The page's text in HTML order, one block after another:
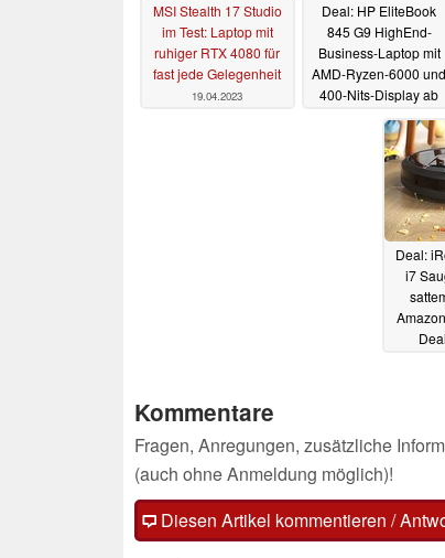
MSI Stealth 17 Studio
im Test: Laptop mit
ruhiger RTX 4080 für
fast jede Gelegenheit
19.04.2023
Deal: HP EliteBook
845 G9 HighEnd-
Business-Laptop mit
AMD-Ryzen-6000 und
400-Nits-Display ab
19.04.2023
Deal:
i7
Deal
Kommentare
Fragen, Anregungen, zusätzliche
(auch ohne Anmeldung möglich)!
Diesen Artikel kommentieren /